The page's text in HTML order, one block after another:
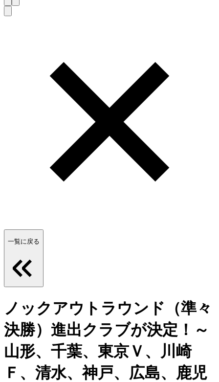
一覧に戻る
ノックアウトラウンド（準々
決勝）進出クラブが決定！～
山形、千葉、東京Ｖ、川崎
Ｆ、清水、神戸、広島、鹿児